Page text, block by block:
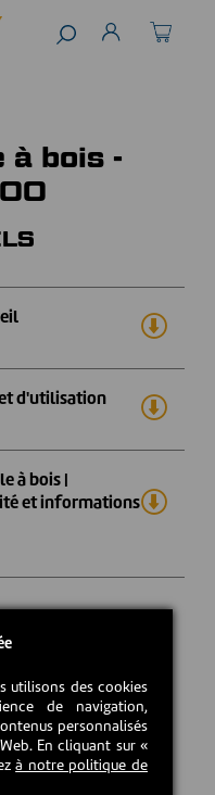
à bois -
d'utilisation
à bois |
et informations
utilisons des cookies
de navigation,
personnalisés
En cliquant sur «
à notre politique de